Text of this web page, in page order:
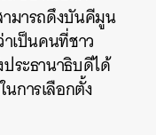
มารถดึงบันคีมูน
เป็นคนที่ชาว
ระธานาธิบดีได้
การเลือกตั้ง